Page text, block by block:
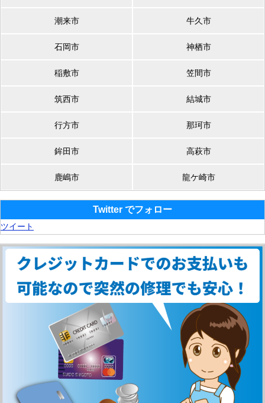
潮来市 牛久市
石岡市 神栖市
稲敷市 笠間市
筑西市 結城市
行方市 那珂市
鉾田市 高萩市
鹿嶋市 龍ケ崎市
Twitter でフォロー
ツイート